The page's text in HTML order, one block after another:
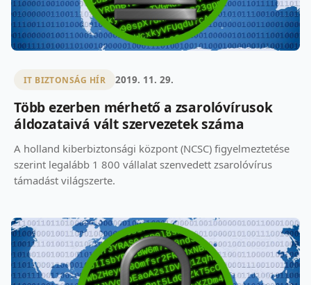
IT BIZTONSÁG HÍR 2019. 11. 29.
Több ezerben mérhető a zsarolóvírusok
áldozataivá vált szervezetek száma
A holland kiberbiztonsági központ (NCSC) figyelmeztetése
szerint legalább 1 800 vállalat szenvedett zsarolóvírus
támadást világszerte.